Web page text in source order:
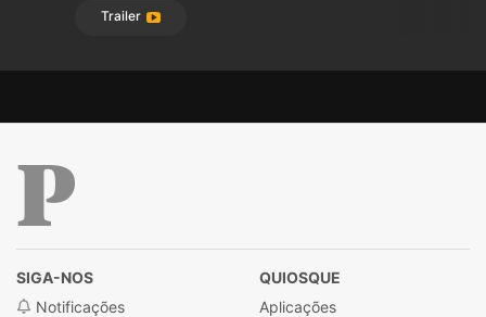
Trailer
SIGA-NOS
Notificações
QUIOSQUE
Aplicações